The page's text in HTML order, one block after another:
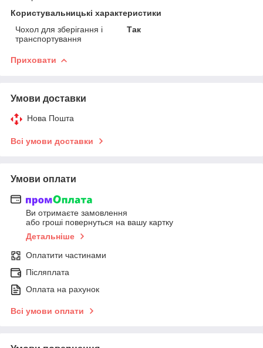
Користувальницькі характеристики
Чохол для зберігання і
транспортування
Так
Приховати
Умови доставки
Нова Пошта
Всі умови доставки
Умови оплати
Ви отримаєте замовлення
або гроші повернуться на вашу картку
Детальніше
Оплатити частинами
Післяплата
Оплата на рахунок
Всі умови оплати